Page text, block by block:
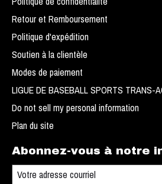
Retour et Remboursement
Politique d'expédition
Soutien à la clientèle
Modes de paiement
LIGUE DE BASEBALL SPORTS TRANS-
Do not sell my personal information
Plan du site
Abonnez-vous à notre